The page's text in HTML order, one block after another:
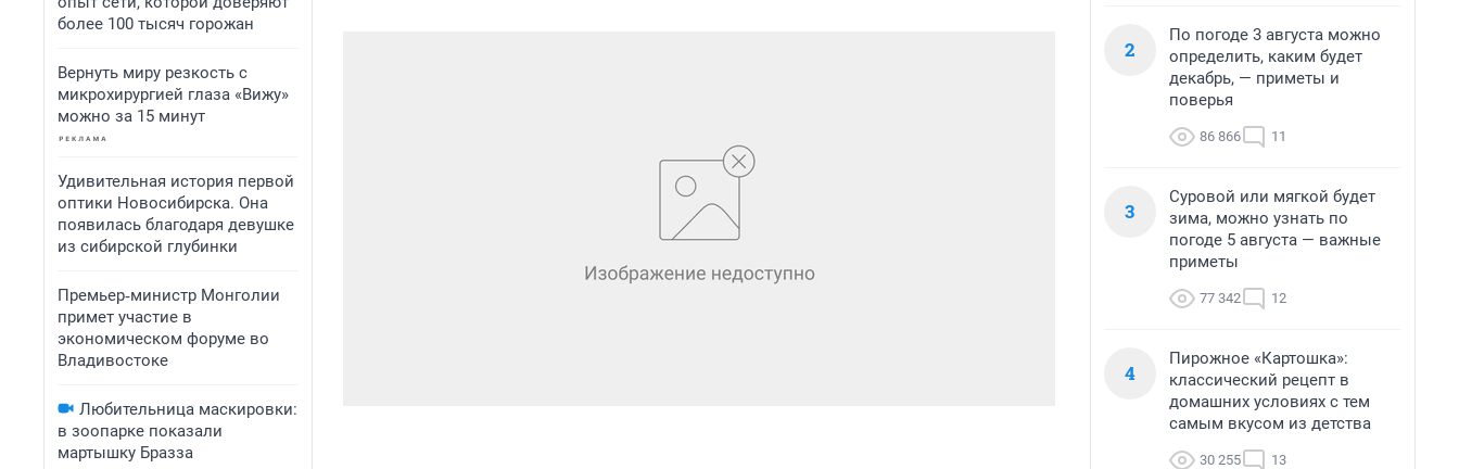
более 100 тысяч горожан
Вернуть миру резкость с
микрохирургией глаза «Вижу»
можно за 15 минут
Удивительная история первой
оптики Новосибирска. Она
появилась благодаря девушке
из сибирской глубинки
Премьер‑министр Монголии
примет участие в
экономическом форуме во
Владивостоке
Любительница маскировки:
в зоопарке показали
мартышку Бразза
2
По погоде 3 августа можно
определить, каким будет
декабрь, — приметы и
поверья
86 866 11
3
Суровой или мягкой будет
зима, можно узнать по
погоде 5 августа — важные
приметы
77 342 12
4
Пирожное «Картошка»:
классический рецепт в
домашних условиях с тем
самым вкусом из детства
30 255 13